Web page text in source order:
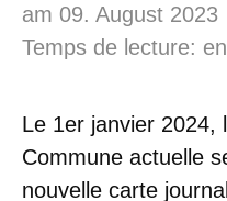
am 09. August 2023
Temps de lecture:
Le 1er janvier 2024,
Commune actuelle
nouvelle carte